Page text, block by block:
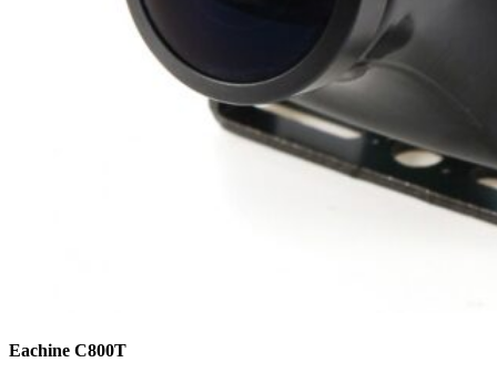
Eachinе C800T